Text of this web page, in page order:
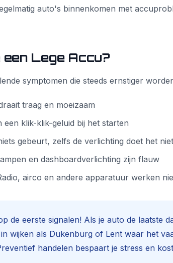
auto's binnenkomen met
Lege Accu?
symptomen die steeds ernstiger
traag en moeizaam
klik-klik-geluid bij het starten
gebeurt, zelfs de verlichting doet het niet
en dashboardverlichting zijn flauw
airco en andere apparatuur werken
de eerste signalen! Als je auto de laatste
wijken als Dukenburg of Lent waar het
handelen bespaart je stress en